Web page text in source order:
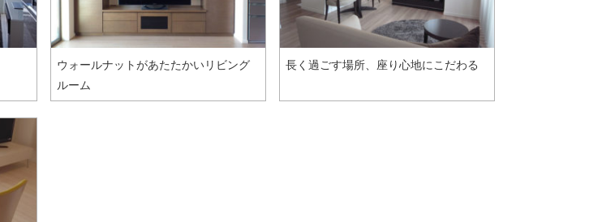
ウォールナットがあたたかいリビング
ルーム
長く過ごす場所、座り心地にこだわる